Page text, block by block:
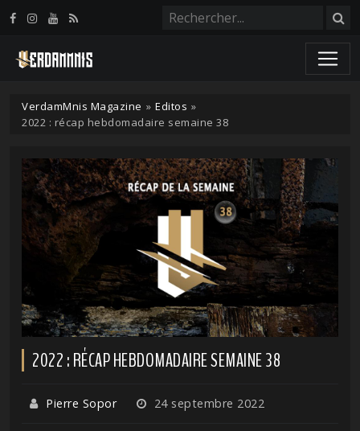
VerdamMnis Magazine » Editos »
2022 : récap hebdomadaire semaine 38
2022 : RÉCAP HEBDOMADAIRE SEMAINE 38
Pierre Sopor 24 septembre 2022
Panneau de gestion des cookies